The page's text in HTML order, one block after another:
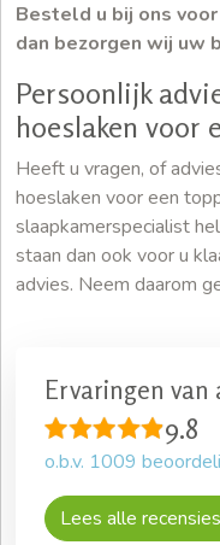
Besteld u bij ons
dan bezorgen wij uw
Persoonlijk
hoeslaken voor
Heeft u vragen, of
hoeslaken voor een
slaapkamerspecialist
staan dan ook voor u
advies. Neem daarom
Ervaringen van
9.8
o.b.v. 1009
Lees alle recensies